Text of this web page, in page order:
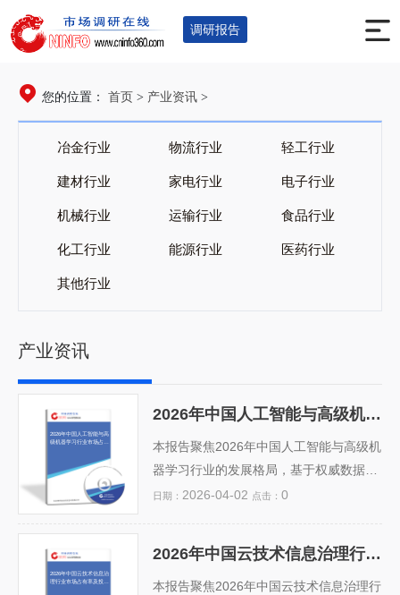
调研报告
您的位置： 首页 > 产业资讯 >
冶金行业 物流行业 轻工行业
建材行业 家电行业 电子行业
机械行业 运输行业 食品行业
化工行业 能源行业 医药行业
其他行业
产业资讯
2026年中国人工智能与高
级机器学习行业市场占有
2026年中国人工智能与高级机器学习行业市场占有率及投资前景预测分析报告
本报告聚焦2026年中国人工智能与高级机
器学习行业的发展格局，基于权威数据与
深度调研，系统分析当前市场占有率分
医疗、制造等）的头部企业竞争态势。报
告预测未来三年行业复合增长率将达28.
日期： 2026-04-02 点击： 0
2026年中国云技术信息治
理行业市场占有率及投资
2026年中国云技术信息治理行业市场占有率及投资前景预测分析报告
本报告聚焦2026年中国云技术信息治理行